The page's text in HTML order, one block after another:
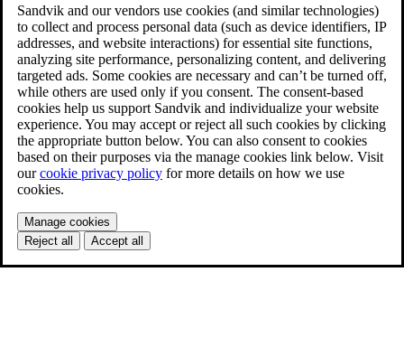
Sandvik and our vendors use cookies (and similar technologies)
to collect and process personal data (such as device identifiers, IP
addresses, and website interactions) for essential site functions,
analyzing site performance, personalizing content, and delivering
targeted ads. Some cookies are necessary and can’t be turned off,
while others are used only if you consent. The consent-based
cookies help us support Sandvik and individualize your website
experience. You may accept or reject all such cookies by clicking
the appropriate button below. You can also consent to cookies
based on their purposes via the manage cookies link below. Visit
ourcookie privacy policy for more details on how we use
cookies.
Manage cookies
Reject all
Accept all